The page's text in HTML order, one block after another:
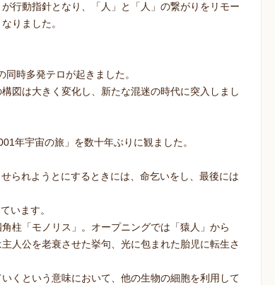
行動指針となり、「人」と「人」の繋がりをリモー
りました。
時多発テロが起きました。
図は大きく変化し、新たな混迷の時代に突入しまし
年宇宙の旅」を数十年ぶりに観ました。
られようとにするときには、命乞いをし、最後には
います。
柱「モノリス」。オープニングでは「猿人」から
人公を老衰させた挙句、光に包まれた胎児に転生さ
くという意味において、他の生物の細胞を利用して